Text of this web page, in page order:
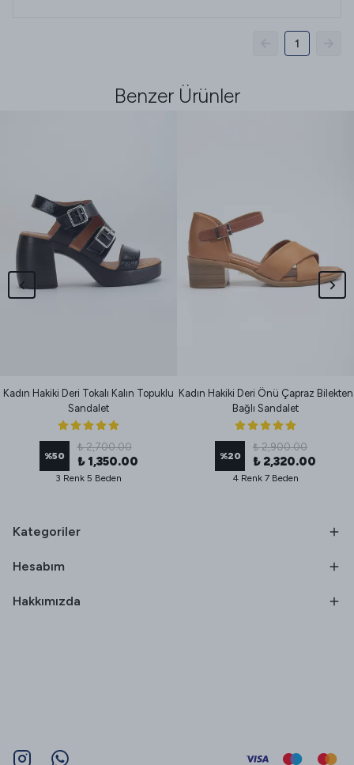
1
Benzer Ürünler
Kadın Hakiki Deri Tokalı Kalın Topuklu
Sandalet
%50
₺ 2,700.00
₺ 1,350.00
3 Renk 5 Beden
Kadın Hakiki Deri Önü Çapraz Bilekten
Bağlı Sandalet
%20
₺ 2,900.00
₺ 2,320.00
4 Renk 7 Beden
Kategoriler
Hesabım
Hakkımızda